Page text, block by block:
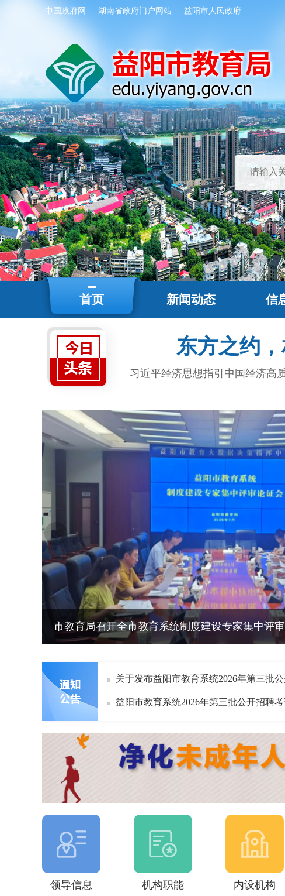
中国政府网 湖南省政府门户网站 益阳市人民政府
首页 新闻动态 信
东方之约
习近平经济思想指引中国经济高
市教育局召开全市教育系统制度建设专家集中评
领导信息 机构职能 内设机构